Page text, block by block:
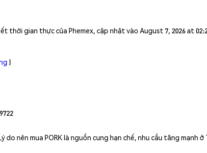
thời gian thực của Phemex, cập nhật vào August 7, 2026 at
)
nên mua PORK là nguồn cung hạn chế, nhu cầu tăng mạnh